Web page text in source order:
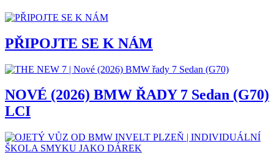
PŘIPOJTE SE K NÁM
NOVÉ (2026) BMW ŘADY 7 Sedan (G70)
LCI